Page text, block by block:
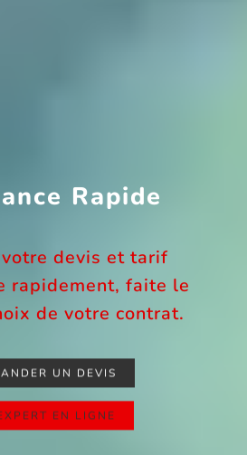
Rapide
devis et tarif
rapidement, faite le
de votre contrat.
UN DEVIS
EN LIGNE